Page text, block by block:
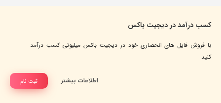
کسب درآمد در دیجیت باکس
با فروش فایل های انحصاری خود در دیجیت باکس میلیونی کسب درآمد
کنید
ثبت نام اطلاعات بیشتر